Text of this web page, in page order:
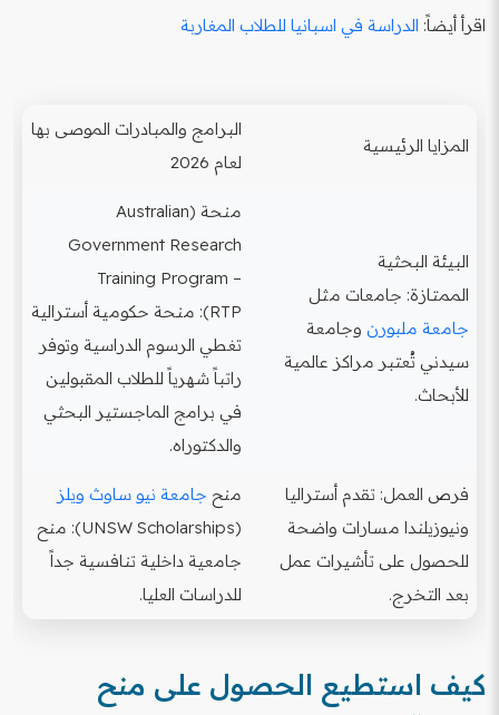
اقرأ أيضاً: الدراسة في اسبانيا للطلاب المغاربة
المزايا الرئيسية
البرامج والمبادرات الموصى بها
لعام 2026
البيئة البحثية
الممتازة: جامعات مثل
جامعة ملبورن وجامعة
سيدني تُعتبر مراكز عالمية
للأبحاث.
منحة (Australian
Government Research
Training Program –
RTP): منحة حكومية أسترالية
تغطي الرسوم الدراسية وتوفر
راتباً شهرياً للطلاب المقبولين
في برامج الماجستير البحثي
والدكتوراه.
فرص العمل: تقدم أستراليا
ونيوزيلندا مسارات واضحة
للحصول على تأشيرات عمل
بعد التخرج.
منح جامعة نيو ساوث ويلز
(UNSW Scholarships): منح
جامعية داخلية تنافسية جداً
للدراسات العليا.
كيف استطيع الحصول على منح